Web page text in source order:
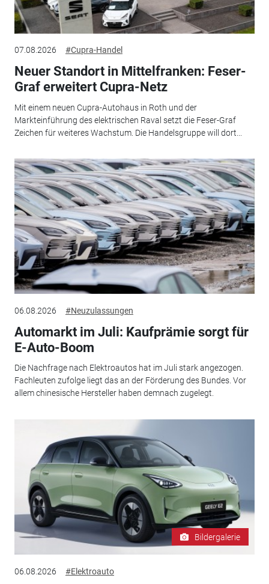
07.08.2026 #Cupra-Handel
Neuer Standort in Mittelfranken: Feser-
Graf erweitert Cupra-Netz
Mit einem neuen Cupra-Autohaus in Roth und der
Markteinführung des elektrischen Raval setzt die Feser-Graf
Zeichen für weiteres Wachstum. Die Handelsgruppe will dort...
06.08.2026 #Neuzulassungen
Automarkt im Juli: Kaufprämie sorgt für
E-Auto-Boom
Die Nachfrage nach Elektroautos hat im Juli stark angezogen.
Fachleuten zufolge liegt das an der Förderung des Bundes. Vor
allem chinesische Hersteller haben demnach zugelegt.
Bildergalerie
06.08.2026 #Elektroauto